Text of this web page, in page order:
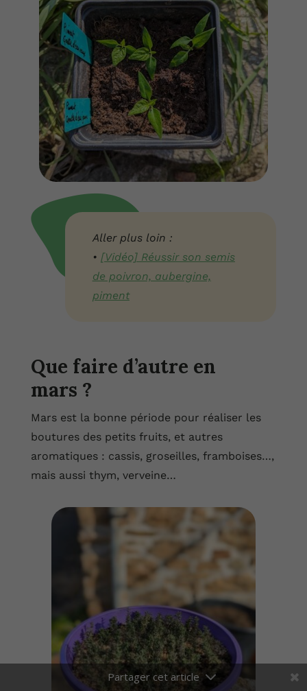
Aller plus loin :
• [Vidéo] Réussir son semis
de poivron, aubergine,
piment
Que faire d’autre en
mars ?
Mars est la bonne période pour réaliser les
boutures des petits fruits, et autres
aromatiques : cassis, groseilles, framboises…,
mais aussi thym, verveine…